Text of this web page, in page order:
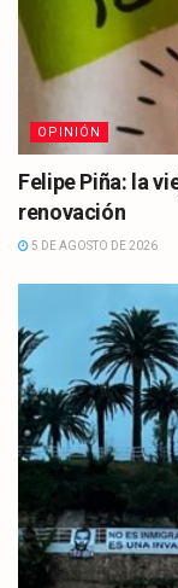
OPINIÓN
Felipe Piña: la
renovación
5 DE AGOSTO DE 2026